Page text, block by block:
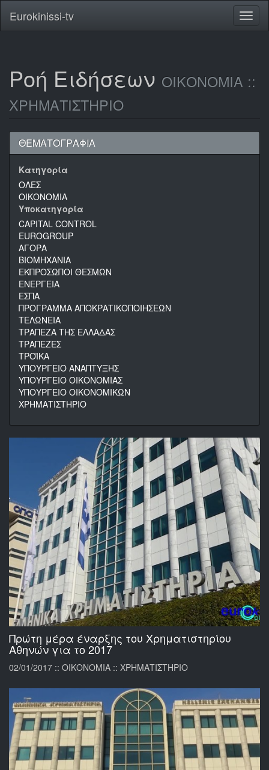
Eurokinissi-tv
Ροή Ειδήσεων ΟΙΚΟΝΟΜΙΑ ::
ΧΡΗΜΑΤΙΣΤΗΡΙΟ
ΘΕΜΑΤΟΓΡΑΦΙΑ
Κατηγορία
ΟΛΕΣ
ΟΙΚΟΝΟΜΙΑ
Υποκατηγορία
CAPITAL CONTROL
EUROGROUP
ΑΓΟΡΑ
ΒΙΟΜΗΧΑΝΙΑ
ΕΚΠΡΟΣΩΠΟΙ ΘΕΣΜΩΝ
ΕΝΕΡΓΕΙΑ
ΕΣΠΑ
ΠΡΟΓΡΑΜΜΑ ΑΠΟΚΡΑΤΙΚΟΠΟΙΗΣΕΩΝ
ΤΕΛΩΝΕΙΑ
ΤΡΑΠΕΖΑ ΤΗΣ ΕΛΛΑΔΑΣ
ΤΡΑΠΕΖΕΣ
ΤΡΟΪΚΑ
ΥΠΟΥΡΓΕΙΟ ΑΝΑΠΤΥΞΗΣ
ΥΠΟΥΡΓΕΙΟ ΟΙΚΟΝΟΜΙΑΣ
ΥΠΟΥΡΓΕΙΟ ΟΙΚΟΝΟΜΙΚΩΝ
ΧΡΗΜΑΤΙΣΤΗΡΙΟ
Πρώτη μέρα έναρξης του Χρηματιστηρίου
Αθηνών για το 2017
02/01/2017 :: ΟΙΚΟΝΟΜΙΑ :: ΧΡΗΜΑΤΙΣΤΗΡΙΟ